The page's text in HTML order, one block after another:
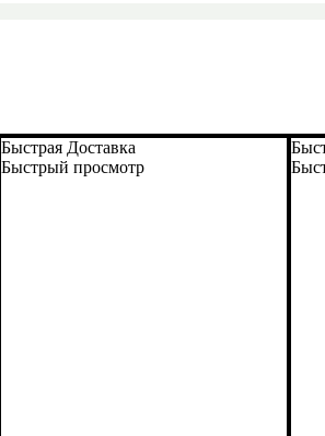
Быстрая Доставка
Быстрый просмотр